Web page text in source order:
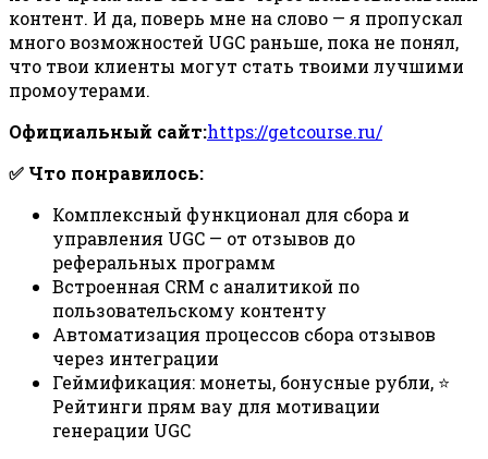
контент. И да, поверь мне на слово — я пропускал
много возможностей UGC раньше, пока не понял,
что твои клиенты могут стать твоими лучшими
промоутерами.
Официальный сайт:https://getcourse.ru/
✅ Что понравилось:
Комплексный функционал для сбора и
управления UGC — от отзывов до
реферальных программ
Встроенная CRM с аналитикой по
пользовательскому контенту
Автоматизация процессов сбора отзывов
через интеграции
Геймификация: монеты, бонусные рубли, ⭐
Рейтинги прям вау для мотивации
генерации UGC